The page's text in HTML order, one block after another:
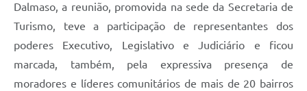
Dalmaso, a reunião, promovida na sede da Secretaria de
Turismo, teve a participação de representantes dos
poderes Executivo, Legislativo e Judiciário e ficou
marcada, também, pela expressiva presença de
moradores e líderes comunitários de mais de 20 bairros